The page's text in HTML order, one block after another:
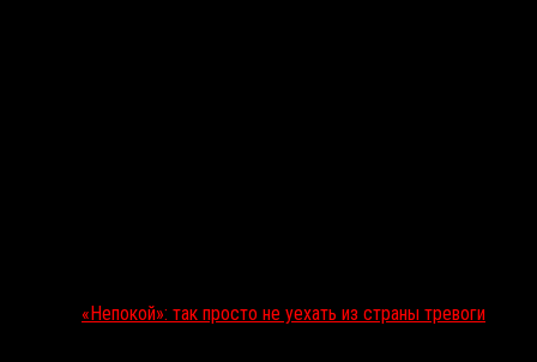
«Непокой»: так просто не уехать из страны тревоги